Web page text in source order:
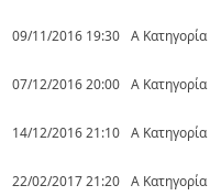
09/11/2016 19:30 Α Κατηγορία
07/12/2016 20:00 Α Κατηγορία
14/12/2016 21:10 Α Κατηγορία
22/02/2017 21:20 Α Κατηγορία